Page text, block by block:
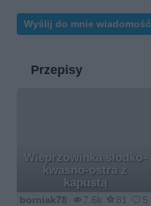
Wyślij do mnie wiadomość
Przepisy
Wieprzowinka słodko-
kwasno-ostra z
kapustą
7.6k 81 5
borniak78